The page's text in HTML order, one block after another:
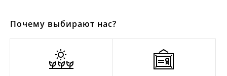
Почему выбирают нас?